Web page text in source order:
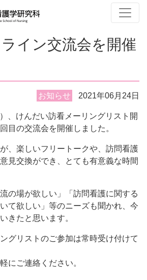
イン交流会を開催
お知らせ 2021年06月24日
、けんだい訪看メーリングリスト開
目の交流会を開催しました。
、楽しいフリートークや、訪問看護
見交換ができ、とても有意義な時間
の場が欲しい」「訪問看護に関する
て欲しい」等のニーズも聞かれ、今
きたと思います。
グリストのご参加は常時受け付けて
にご連絡ください。